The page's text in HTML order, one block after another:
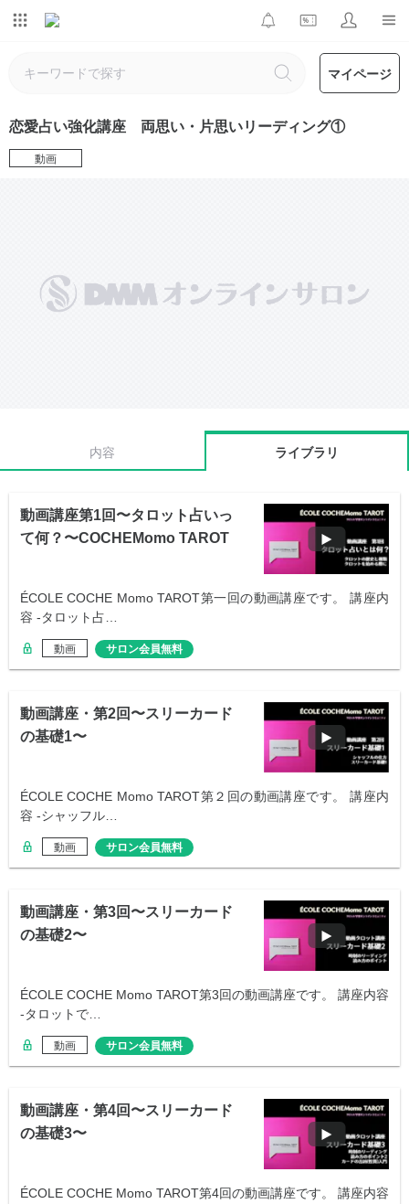
マイページ
恋愛占い強化講座 両思い・片思いリーディング①
動画
内容 ライブラリ
動画講座第1回〜タロット占いっ
て何？〜COCHEMomo TAROT
ÉCOLE COCHE Momo TAROT第一回の動画講座です。 講座内
容 -タロット占…
動画 サロン会員無料
動画講座・第2回〜スリーカード
の基礎1〜
ÉCOLE COCHE Momo TAROT第２回の動画講座です。 講座内
容 -シャッフル…
動画 サロン会員無料
動画講座・第3回〜スリーカード
の基礎2〜
ÉCOLE COCHE Momo TAROT第3回の動画講座です。 講座内容
-タロットで…
動画 サロン会員無料
動画講座・第4回〜スリーカード
の基礎3〜
ÉCOLE COCHE Momo TAROT第4回の動画講座です。 講座内容